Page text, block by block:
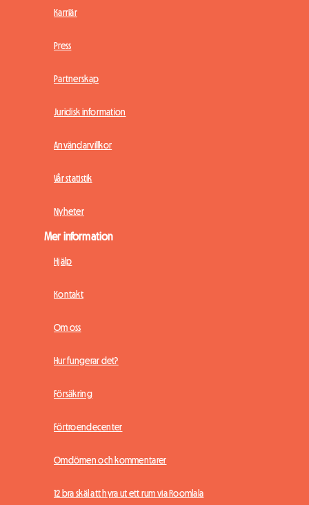
Karriär
Press
Partnerskap
Juridisk information
Användarvillkor
Vår statistik
Nyheter
Mer information
Hjälp
Kontakt
Om oss
Hur fungerar det?
Försäkring
Förtroendecenter
Omdömen och kommentarer
12 bra skäl att hyra ut ett rum via Roomlala